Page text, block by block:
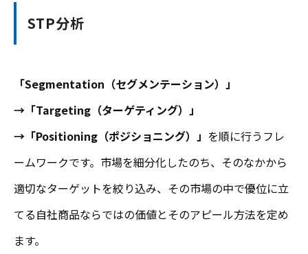
STP分析
「Segmentation（セグメンテーション）」
→「Targeting（ターゲティング）」
→「Positioning（ポジショニング）」 を順に行うフレ
ームワークです。市場を細分化したのち、そのなかから
適切なターゲットを絞り込み、その市場の中で優位に立
てる自社商品ならではの価値とそのアピール方法を定め
ます。